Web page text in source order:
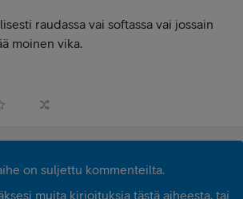
raudassa vai softassa vai jossain
moinen vika.
on suljettu kommenteilta.
muita kirjoituksia tästä aiheesta, tai